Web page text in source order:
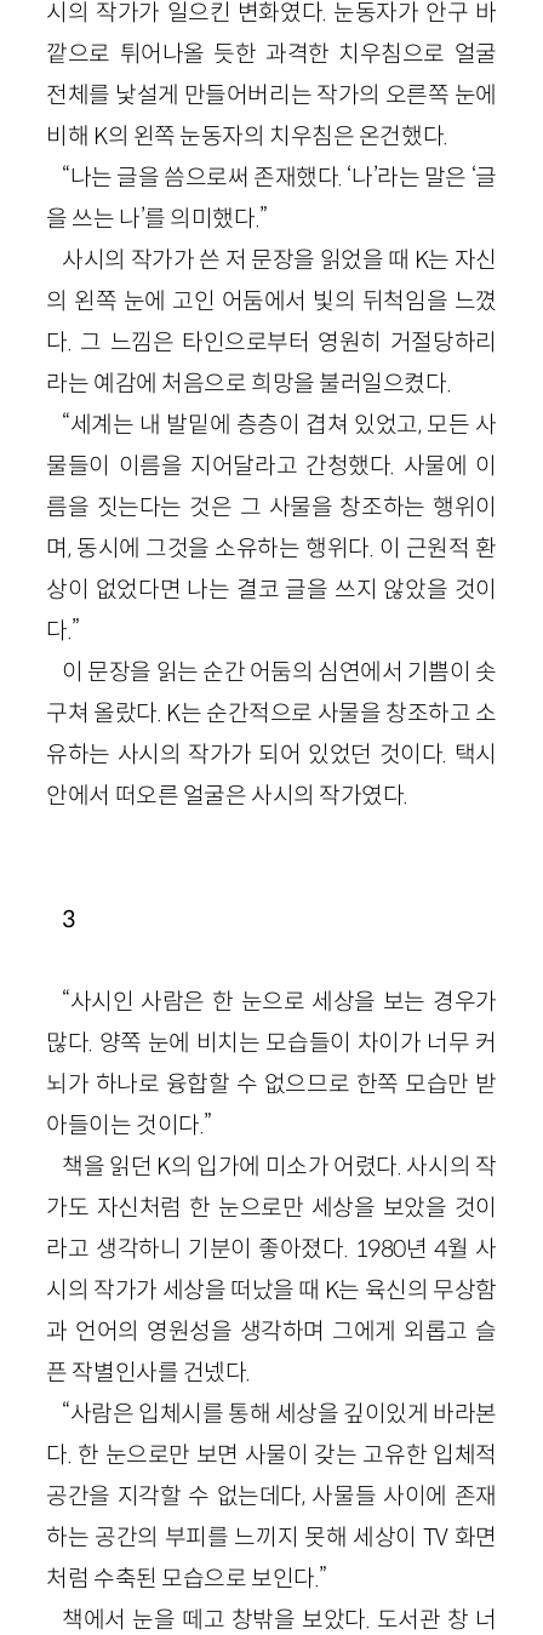
시의 작가가 일으킨 변화였다. 눈동자가 안구 바
깥으로 튀어나올 듯한 과격한 치우침으로 얼굴
전체를 낯설게 만들어버리는 작가의 오른쪽 눈에
비해 K의 왼쪽 눈동자의 치우침은 온건했다.
“나는 글을 씀으로써 존재했다. ‘나’라는 말은 ‘글
을 쓰는 나’를 의미했다.”
사시의 작가가 쓴 저 문장을 읽었을 때 K는 자신
의 왼쪽 눈에 고인 어둠에서 빛의 뒤척임을 느꼈
다. 그 느낌은 타인으로부터 영원히 거절당하리
라는 예감에 처음으로 희망을 불러일으켰다.
“세계는 내 발밑에 층층이 겹쳐 있었고, 모든 사
물들이 이름을 지어달라고 간청했다. 사물에 이
름을 짓는다는 것은 그 사물을 창조하는 행위이
며, 동시에 그것을 소유하는 행위다. 이 근원적 환
상이 없었다면 나는 결코 글을 쓰지 않았을 것이
다.”
이 문장을 읽는 순간 어둠의 심연에서 기쁨이 솟
구쳐 올랐다. K는 순간적으로 사물을 창조하고 소
유하는 사시의 작가가 되어 있었던 것이다. 택시
안에서 떠오른 얼굴은 사시의 작가였다.
3
“사시인 사람은 한 눈으로 세상을 보는 경우가
많다. 양쪽 눈에 비치는 모습들이 차이가 너무 커
뇌가 하나로 융합할 수 없으므로 한쪽 모습만 받
아들이는 것이다.”
책을 읽던 K의 입가에 미소가 어렸다. 사시의 작
가도 자신처럼 한 눈으로만 세상을 보았을 것이
라고 생각하니 기분이 좋아졌다. 1980년 4월 사
시의 작가가 세상을 떠났을 때 K는 육신의 무상함
과 언어의 영원성을 생각하며 그에게 외롭고 슬
픈 작별인사를 건넸다.
“사람은 입체시를 통해 세상을 깊이있게 바라본
다. 한 눈으로만 보면 사물이 갖는 고유한 입체적
공간을 지각할 수 없는데다, 사물들 사이에 존재
하는 공간의 부피를 느끼지 못해 세상이 TV 화면
처럼 수축된 모습으로 보인다.”
책에서 눈을 떼고 창밖을 보았다. 도서관 창 너